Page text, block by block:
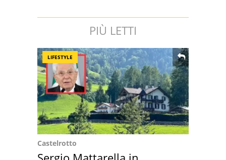
PIÙ LETTI
LIFESTYLE
Castelrotto